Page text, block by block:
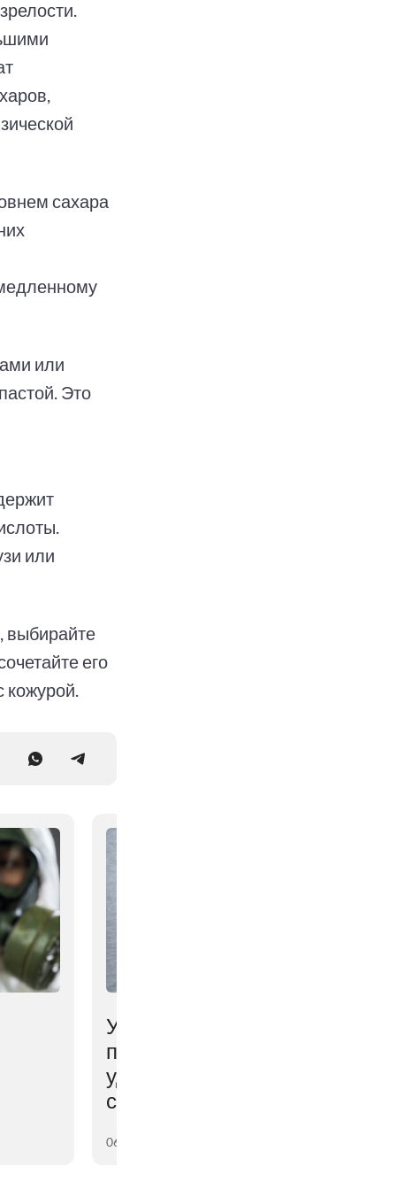
сахара
или
Это
или
выбирайте
его
кожурой.
Ученые выяснили,
почему мозг мешает
удерживать
сброшенный вес
06 августа 2026